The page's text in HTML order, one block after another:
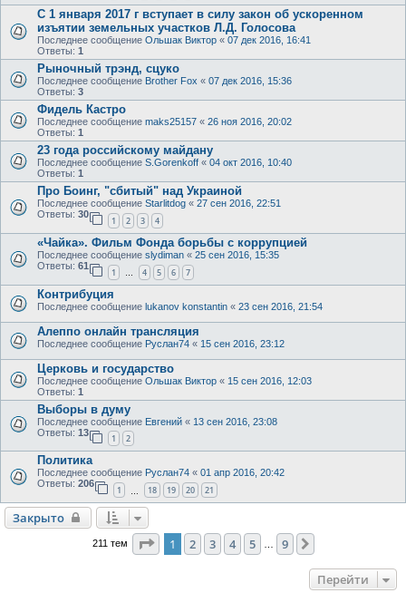
С 1 января 2017 г вступает в силу закон об ускоренном
изъятии земельных участков Л.Д. Голосова
Последнее сообщение Ольшак Виктор « 07 дек 2016, 16:41
Ответы: 1
Рыночный трэнд, сцуко
Последнее сообщение Brother Fox « 07 дек 2016, 15:36
Ответы: 3
Фидель Кастро
Последнее сообщение maks25157 « 26 ноя 2016, 20:02
Ответы: 1
23 года российскому майдану
Последнее сообщение S.Gorenkoff « 04 окт 2016, 10:40
Ответы: 1
Про Боинг, "сбитый" над Украиной
Последнее сообщение Starlitdog « 27 сен 2016, 22:51
Ответы: 30
1 2 3 4
«Чайка». Фильм Фонда борьбы с коррупцией
Последнее сообщение slydiman « 25 сен 2016, 15:35
Ответы: 61
1 … 4 5 6 7
Контрибуция
Последнее сообщение lukanov konstantin « 23 сен 2016, 21:54
Алеппо онлайн трансляция
Последнее сообщение Руслан74 « 15 сен 2016, 23:12
Церковь и государство
Последнее сообщение Ольшак Виктор « 15 сен 2016, 12:03
Ответы: 1
Выборы в думу
Последнее сообщение Евгений « 13 сен 2016, 23:08
Ответы: 13
1 2
Политика
Последнее сообщение Руслан74 « 01 апр 2016, 20:42
Ответы: 206
1 18 19 20 21
Закрыто
Закрыто
211 тем Страница из
1 2 3 4 5 9
Перейти